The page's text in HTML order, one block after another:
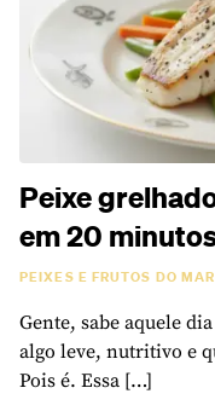
Peixe
em 20
PEIXES E FRUTOS DO MAR
Gente, sabe aquele
algo leve, nutritivo e
Pois é. Essa […]